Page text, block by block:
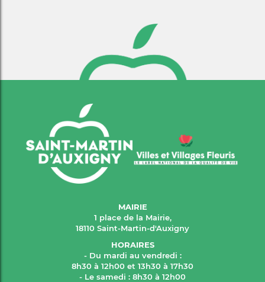
MAIRIE
1 place de la Mairie,
18110 Saint-Martin-d'Auxigny
HORAIRES
- Du mardi au vendredi :
8h30 à 12h00 et 13h30 à 17h30
- Le samedi : 8h30 à 12h00